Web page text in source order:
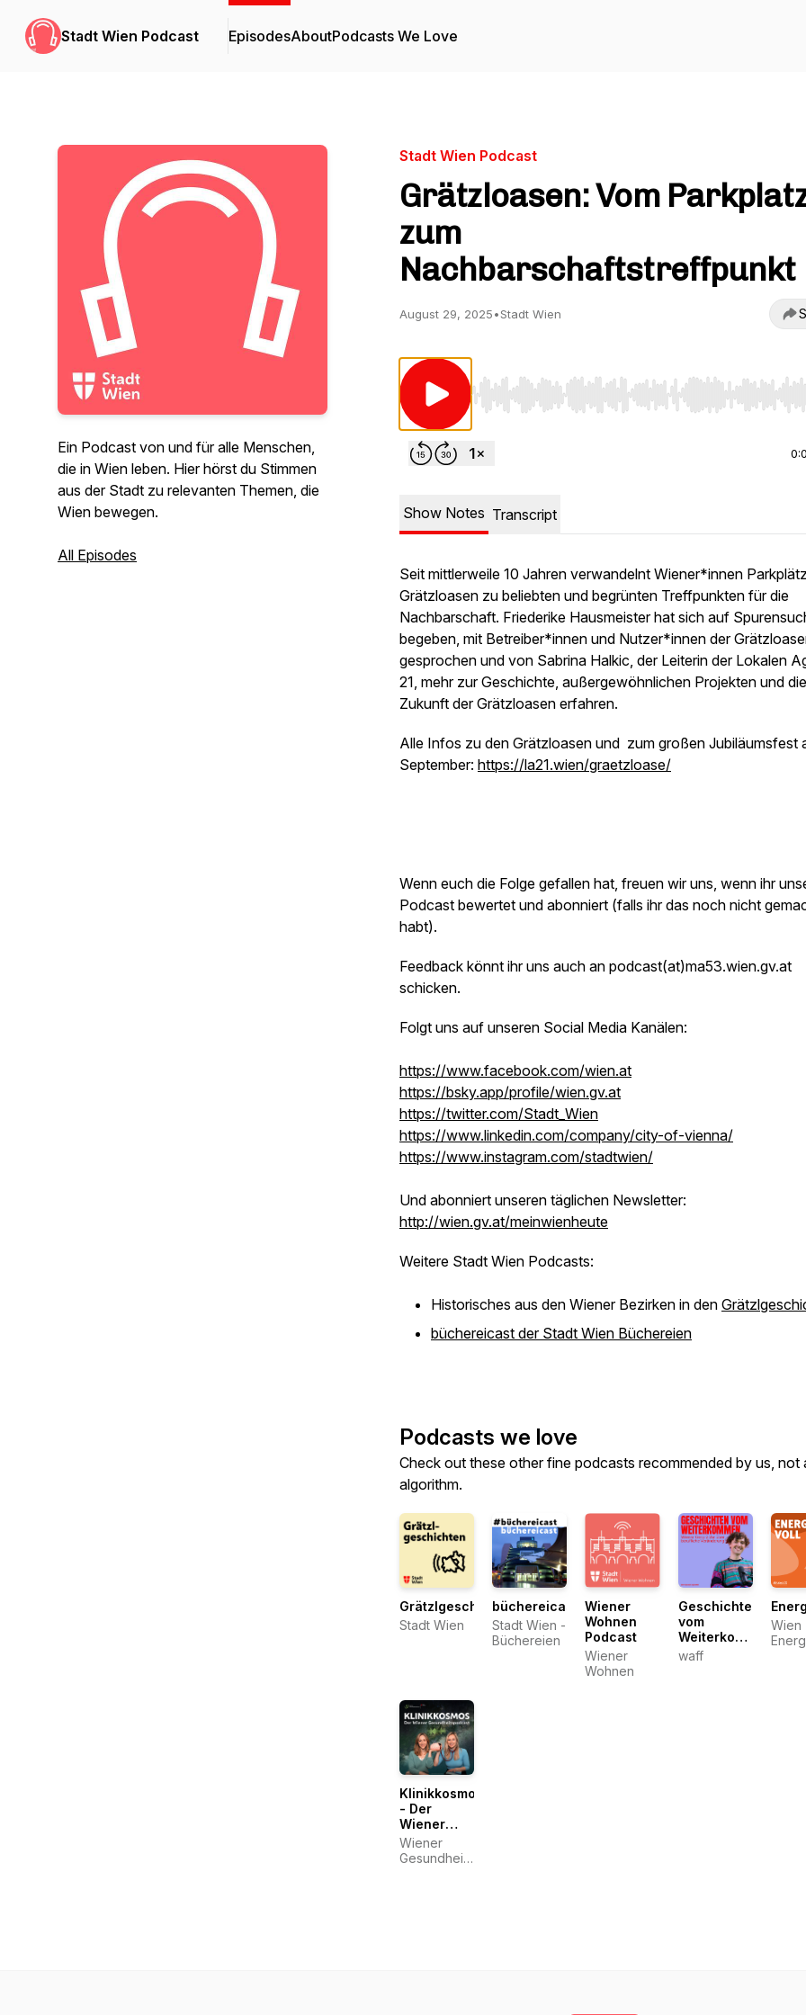
Stadt Wien Podcast EpisodesAboutPodcasts We Love
Ein Podcast von und für alle Menschen,
die in Wien leben. Hier hörst du Stimmen
aus der Stadt zu relevanten Themen, die
Wien bewegen.
All Episodes
Stadt Wien Podcast
Grätzloasen: Vom
zum
Nachbarschaftstreffpunkt
August 29, 2025•Stadt Wien
Use Left/Right to seek, Home/End to jump to start
Show Notes Transcript
Seit mittlerweile 10 Jahren verwandelnt Wiener*innen
Grätzloasen zu beliebten und begrünten Treffpunkten für die
Nachbarschaft. Friederike Hausmeister hat sich auf
begeben, mit Betreiber*innen und Nutzer*innen der
gesprochen und von Sabrina Halkic, der Leiterin der Lokalen
21, mehr zur Geschichte, außergewöhnlichen Projekten und die
Zukunft der Grätzloasen erfahren.
Alle Infos zu den Grätzloasen und zum großen Jubiläumsfest
September: https://la21.wien/graetzloase/
Wenn euch die Folge gefallen hat, freuen wir uns, wenn ihr
Podcast bewertet und abonniert (falls ihr das noch nicht
habt).
Feedback könnt ihr uns auch an podcast(at)ma53.wien.gv.at
schicken.
Folgt uns auf unseren Social Media Kanälen:
https://www.facebook.com/wien.at
https://bsky.app/profile/wien.gv.at
https://twitter.com/Stadt_Wien
https://www.linkedin.com/company/city-of-vienna/
https://www.instagram.com/stadtwien/
Und abonniert unseren täglichen Newsletter:
http://wien.gv.at/meinwienheute
Weitere Stadt Wien Podcasts:
Historisches aus den Wiener Bezirken in den
büchereicast der Stadt Wien Büchereien
Podcasts we love
Check out these other fine podcasts recommended by us, not
algorithm.
Grätzlgeschichten
Stadt Wien
büchereicast
Stadt Wien -
Büchereien
Wiener
Wohnen
Podcast
Wiener
Wohnen
Geschichten
vom
Weiterkommen
– Wiener
waff
Wien
Klinikkosmos
- Der
Wiener
Gesundheitspodcast
Wiener
Gesundheitsverbund